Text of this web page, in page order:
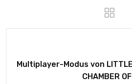
Multiplayer-Modus von LITTLE
CHAMBER